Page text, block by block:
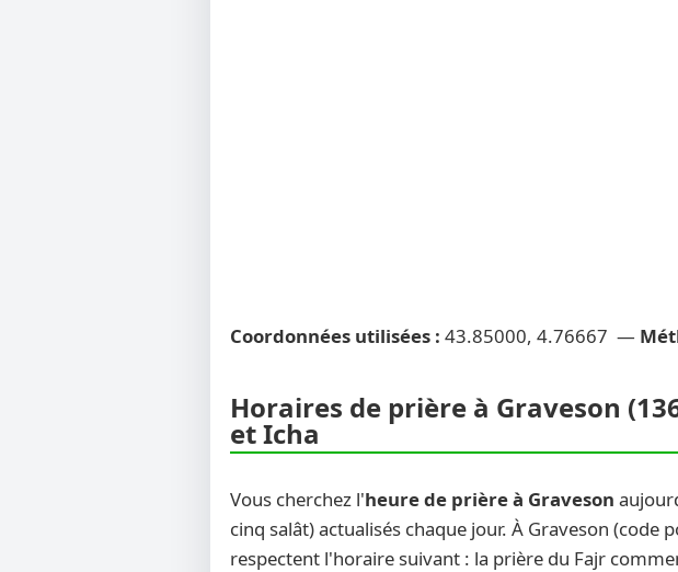
Coordonnées utilisées : 43.85000, 4.76667 —
Horaires de prière à Graveson
et Icha
Vous cherchez l'heure de prière à Graveson
cinq salât) actualisés chaque jour. À Graveson (code
respectent l'horaire suivant : la prière du Fajr